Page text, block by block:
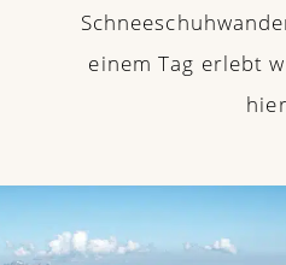
einem Tag erlebt